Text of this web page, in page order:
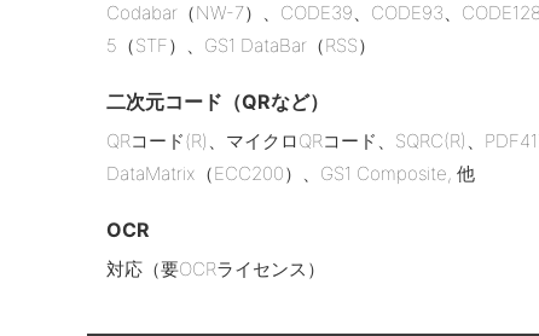
Codabar（NW-7）、CODE39、CODE93、
5（STF）、GS1 DataBar（RSS）
二次元コード（QRなど）
QRコード(R)、マイクロQRコード、SQRC(R)、
DataMatrix（ECC200）、GS1 Composite, 他
OCR
対応（要OCRライセンス）